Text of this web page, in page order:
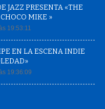
JAZZ PRESENTA «THE
MIKE »
19:53:11
EN LA ESCENA INDIE
19:36:09